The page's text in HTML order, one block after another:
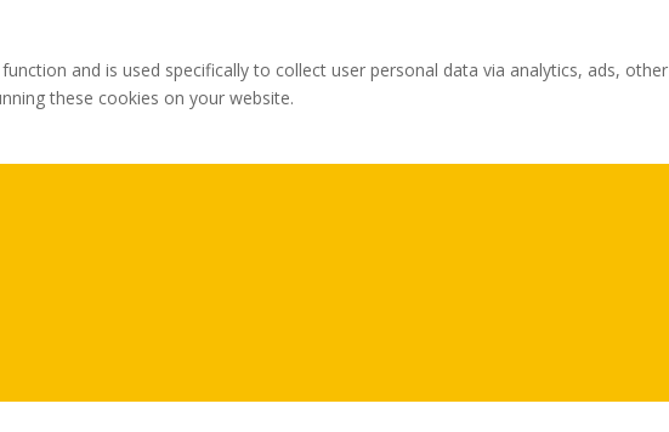
and is used specifically to collect user personal data via analytics, ads,
these cookies on your website.